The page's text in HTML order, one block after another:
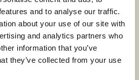
and to analyse our traffic.
about your use of our site with
and analytics partners who
information that you’ve
they’ve collected from your use